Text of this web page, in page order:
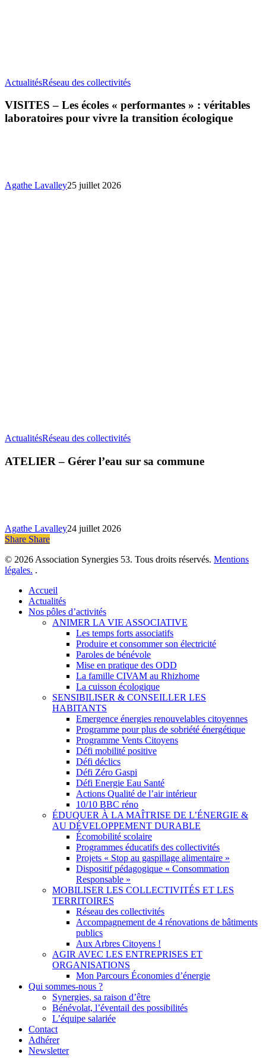
ActualitésRéseau des collectivitésVISITES
Les
écoles
«
VISITES – Les écoles « performantes » : véritables
laboratoires pour vivre la transition écologique
Agathe Lavalley25 juillet 2026
ActualitésRéseau des collectivitésATELIER
Gérer
ATELIER – Gérer l’eau sur sa commune
Agathe Lavalley24 juillet 2026
Share
Share Share
© 2026 Association Synergies 53. Tous droits réservés. Mentions
légales. .
Close
Menu
Accueil
Actualités
Nos pôles d’activités
ANIMER LA VIE ASSOCIATIVE
Les temps forts associatifs
Produire et consommer son électricité
Paroles de bénévole
Mise en pratique des ODD
La famille CIVAM au Rhizhome
La cuisson écologique
SENSIBILISER & CONSEILLER LES
HABITANTS
Emergence énergies renouvelables citoyennes
Programme pour plus de sobriété énergétique
Programme Vents Citoyens
Défi mobilité positive
Défi déclics
Défi Zéro Gaspi
Défi Energie Eau Santé
Actions Qualité de l’air intérieur
10/10 BBC réno
ÉDUQUER À LA MAÎTRISE DE L’ÉNERGIE &
AU DÉVELOPPEMENT DURABLE
Écomobilité scolaire
Programmes éducatifs des collectivités
Projets « Stop au gaspillage alimentaire »
Dispositif pédagogique « Consommation
Responsable »
MOBILISER LES COLLECTIVITÉS ET LES
TERRITOIRES
Réseau des collectivités
Accompagnement de 4 rénovations de bâtiments
publics
Aux Arbres Citoyens !
AGIR AVEC LES ENTREPRISES ET
ORGANISATIONS
Mon Parcours Économies d’énergie
Qui sommes-nous ?
Synergies, sa raison d’être
Bénévolat, l’éventail des possibilités
L’équipe salariée
Contact
Adhérer
Newsletter